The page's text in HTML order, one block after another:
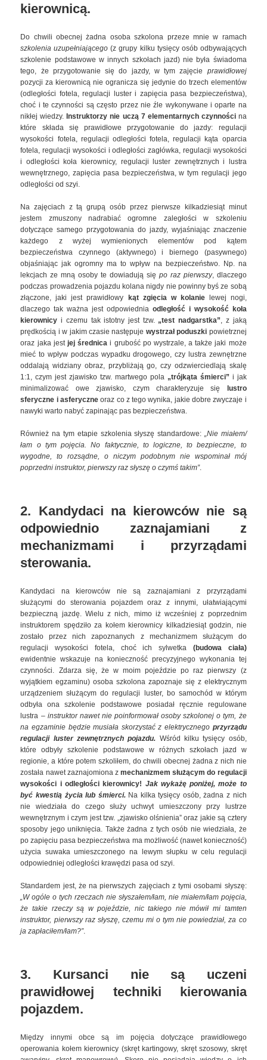
kierownicą.
Do chwili obecnej żadna osoba szkolona przeze mnie w ramach
szkolenia uzupełniającego (z grupy kilku tysięcy osób odbywających
szkolenie podstawowe w innych szkołach jazd) nie była świadoma
tego, że przygotowanie się do jazdy, w tym zajęcie prawidłowej
pozycji za kierownicą nie ogranicza się jedynie do trzech elementów
(odległości fotela, regulacji luster i zapięcia pasa bezpieczeństwa),
choć i te czynności są często przez nie źle wykonywane i oparte na
nikłej wiedzy.Instruktorzy nie uczą 7 elementarnych czynnościna
które składa się prawidłowe przygotowanie do jazdy: regulacji
wysokości fotela, regulacji odległości fotela, regulacji kąta oparcia
fotela, regulacji wysokości i odległości zagłówka, regulacji wysokości
i odległości koła kierownicy, regulacji luster zewnętrznych i lustra
wewnętrznego, zapięcia pasa bezpieczeństwa, w tym regulacji jego
odległości od szyi.
Na zajęciach z tą grupą osób przez pierwsze kilkadziesiąt minut
jestem zmuszony nadrabiać ogromne zaległości w szkoleniu
dotyczące samego przygotowania do jazdy, wyjaśniając znaczenie
każdego z wyżej wymienionych elementów pod kątem
bezpieczeństwa czynnego (aktywnego) i biernego (pasywnego)
objaśniając jak ogromny ma to wpływ na bezpieczeństwo. Np. na
lekcjach ze mną osoby te dowiadują się po raz pierwszy, dlaczego
podczas prowadzenia pojazdu kolana nigdy nie powinny byś ze sobą
złączone, jaki jest prawidłowy
kąt zgięcia w kolanielewej nogi,
dlaczego tak ważna jest odpowiednia odległość i wysokość koła
kierownicy i czemu tak istotny jest tzw. „test nadgarstka”, z jaką
prędkością i w jakim czasie następuje wystrzał poduszki powietrznej
oraz jaka jest jej średnica i grubość po wystrzale, a także jaki może
mieć to wpływ podczas wypadku drogowego, czy lustra zewnętrzne
oddalają widziany obraz, przybliżają go, czy odzwierciedlają skalę
1:1, czym jest zjawisko tzw. martwego pola „trójkąta śmierci” i jak
minimalizować owe zjawisko, czym charakteryzuje się
lustro
sferyczne i asferyczne oraz co z tego wynika, jakie dobre zwyczaje i
nawyki warto nabyć zapinając pas bezpieczeństwa.
Również na tym etapie szkolenia słyszę standardowe: „Nie miałem/
łam o tym pojęcia. No faktycznie, to logiczne, to bezpieczne, to
wygodne, to rozsądne, o niczym podobnym nie wspominał mój
poprzedni instruktor, pierwszy raz słyszę o czymś takim”.
2. Kandydaci na kierowców nie są
odpowiednio zaznajamiani z
mechanizmami i przyrządami
sterowania.
Kandydaci na kierowców nie są zaznajamiani z przyrządami
służącymi do sterowania pojazdem oraz z innymi, ułatwiającymi
bezpieczną jazdę. Wielu z nich, mimo iż wcześniej z poprzednim
instruktorem spędziło za kołem kierownicy kilkadziesiąt godzin, nie
zostało przez nich zapoznanych z mechanizmem służącym do
regulacji wysokości fotela, choć ich sylwetka (budowa ciała)
ewidentnie wskazuje na konieczność precyzyjnego wykonania tej
czynności. Zdarza się, że w moim pojeździe po raz pierwszy (z
wyjątkiem egzaminu) osoba szkolona zapoznaje się z elektrycznym
urządzeniem służącym do regulacji luster, bo samochód w którym
odbyła ona szkolenie podstawowe posiadał ręcznie regulowane
lustra – instruktor nawet nie poinformował osoby szkolonej o tym, że
na egzaminie będzie musiała skorzystać z elektrycznego przyrządu
regulacji luster zewnętrznych pojazdu. Wśród kilku tysięcy osób,
które odbyły szkolenie podstawowe w różnych szkołach jazd w
regionie, a które potem szkoliłem, do chwili obecnej żadna z nich nie
została nawet zaznajomiona zmechanizmem służącym do regulacji
wysokości i odległości kierownicy! Jak wykażę poniżej, może to
być kwestią życia lub śmierci. Na kilka tysięcy osób, żadna z nich
nie wiedziała do czego służy uchwyt umieszczony przy lustrze
wewnętrznym i czym jest tzw. „zjawisko olśnienia” oraz jakie są cztery
sposoby jego uniknięcia. Także żadna z tych osób nie wiedziała, że
po zapięciu pasa bezpieczeństwa ma możliwość (nawet konieczność)
użycia suwaka umieszczonego na lewym słupku w celu regulacji
odpowiedniej odległości krawędzi pasa od szyi.
Standardem jest, że na pierwszych zajęciach z tymi osobami słyszę:
„W ogóle o tych rzeczach nie słyszałem/łam, nie miałem/łam pojęcia,
że takie rzeczy są w pojeździe, nic takiego nie mówił mi tamten
instruktor, pierwszy raz słyszę, czemu mi o tym nie powiedział, za co
ja zapłaciłem/łam?”.
3. Kursanci nie są uczeni
prawidłowej techniki kierowania
pojazdem.
Między innymi obce są im pojęcia dotyczące prawidłowego
operowania kołem kierownicy (skręt kartingowy, skręt szosowy, skręt